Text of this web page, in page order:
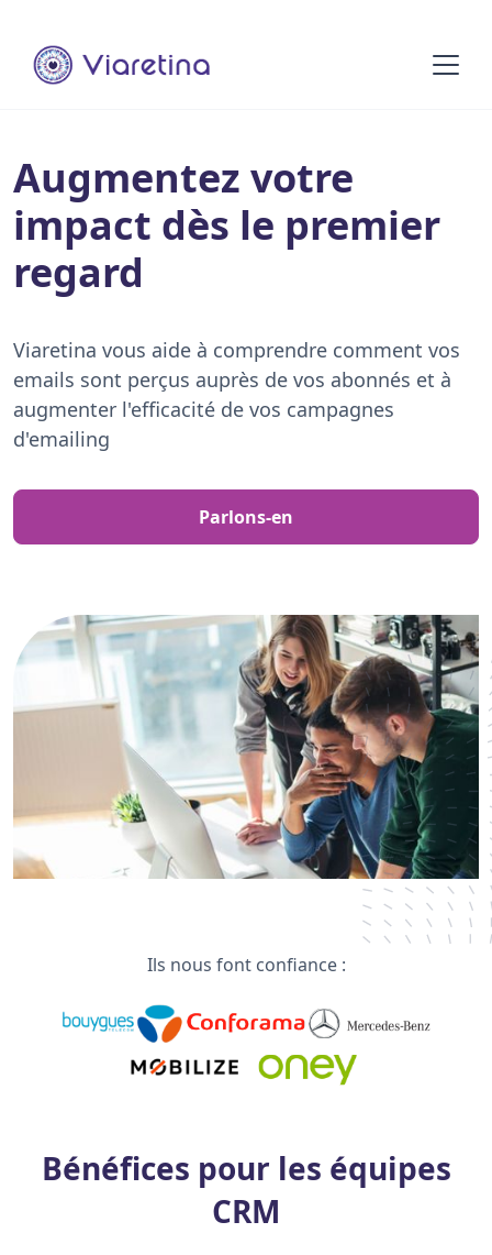
Augmentez votre
impact dès le premier
regard
Viaretina vous aide à comprendre comment vos
emails sont perçus auprès de vos abonnés et à
augmenter l'efficacité de vos campagnes
d'emailing
Parlons-en
Ils nous font confiance :
Bénéfices pour les équipes
CRM